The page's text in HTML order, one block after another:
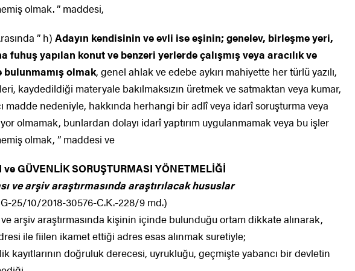
olmak. ” maddesi,
” h) Adayın kendisinin ve evli ise eşinin; genelev, birleşme yeri,
fuhuş yapılan konut ve benzeri yerlerde çalışmış veya aracılık ve
olmak, genel ahlak ve edebe aykırı mahiyette her türlü yazılı,
kaydedildiği materyale bakılmaksızın üretmek ve satmaktan veya kumar,
madde nedeniyle, hakkında herhangi bir adlî veya idarî soruşturma veya
olmamak, bunlardan dolayı idarî yaptırım uygulanmamak veya bu işler
olmak, ” maddesi ve
GÜVENLİK SORUŞTURMASI YÖNETMELİĞİ
ve arşiv araştırmasında araştırılacak hususlar
25/10/2018-30576-C.K.-228/9 md.)
arşiv araştırmasında kişinin içinde bulunduğu ortam dikkate alınarak,
ile fiilen ikamet ettiği adres esas alınmak suretiyle;
kayıtlarının doğruluk derecesi, uyrukluğu, geçmişte yabancı bir devletin